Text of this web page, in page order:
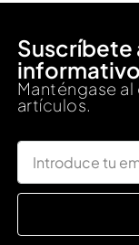
Suscríbete
informativo
Manténgase
artículos.